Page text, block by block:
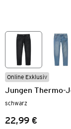
Online Exklusiv
Jungen Thermo-
schwarz
Preis:
22,99 €